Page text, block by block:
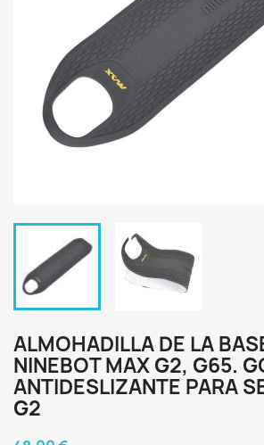
ALMOHADILLA DE LA
NINEBOT MAX G2, G65.
ANTIDESLIZANTE PARA
G2